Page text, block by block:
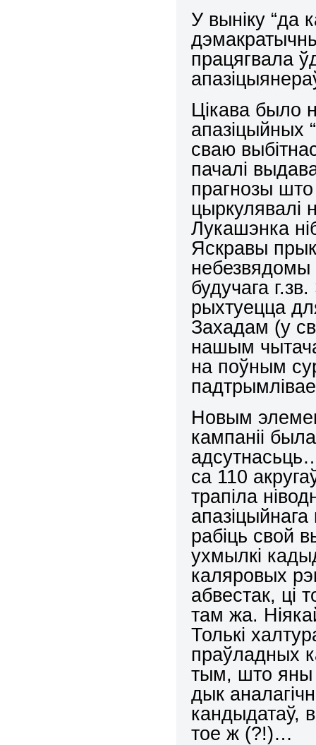
У выніку “да
працягвала
Цікава было
апазіцыйных
сваю
пачалі
прагнозы што
цыркулявалі
Лукашэнка
Яскравы
небезвядомы
будучага
рыхтуецца
Захадам (у
нашым
на поўным
Новым
кампаніі
са 110
трапіла
рабіць свой
ухмылкі
каляровых
абвестак, ці
там жа.
Толькі
праўладных
тым, што яны
дык
кандыдатаў,
тое ж (?!)…